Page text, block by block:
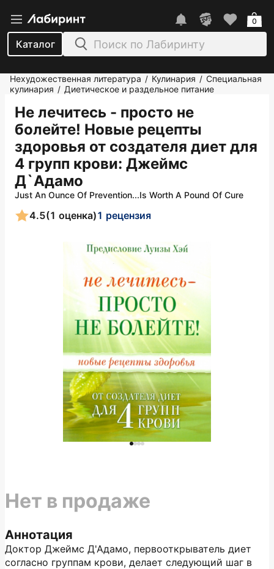
Каталог
0
Нехудожественная литература / Кулинария / Специальная
кулинария / Диетическое и раздельное питание
Не лечитесь - просто не
болейте! Новые рецепты
здоровья от создателя диет для
4 групп крови: Джеймс
Д`Адамо
Just An Ounce Of Prevention...Is Worth A Pound Of Cure
4.5(1 оценка)1 рецензия
Аннотация
Доктор Джеймс Д'Адамо, первооткрыватель диет
согласно группам крови, делает следующий шаг в
Нет в продаже